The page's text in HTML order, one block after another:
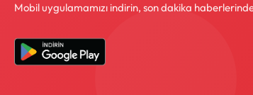
Mobil uygulamamızı indirin, son dakika